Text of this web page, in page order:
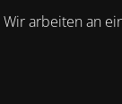
Wir arbeiten an